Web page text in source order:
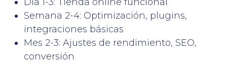
Semana 2-4: Optimización, plugins,
integraciones básicas
Mes 2-3: Ajustes de rendimiento, SEO,
conversión